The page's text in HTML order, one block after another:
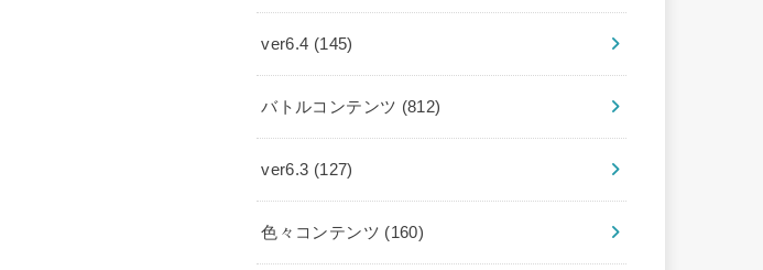
ver6.4 (145)
バトルコンテンツ (812)
ver6.3 (127)
色々コンテンツ (160)